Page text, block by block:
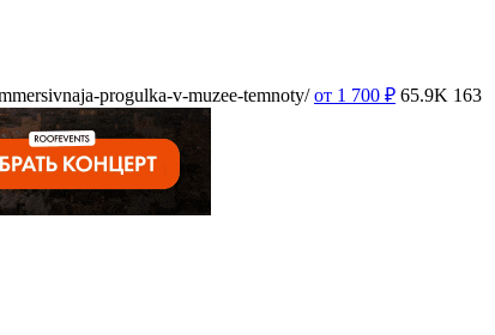
progulka-v-muzee-temnoty/ от 1 700 ₽ 65.9K 163